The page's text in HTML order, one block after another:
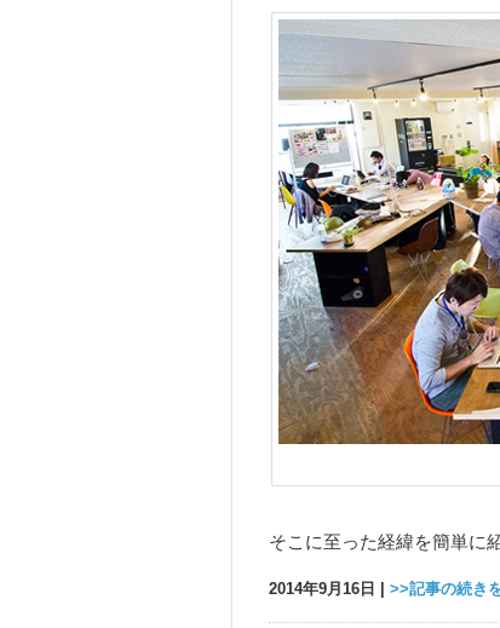
そこに至った経緯を簡単に
2014年9月16日 | >>記事の続き